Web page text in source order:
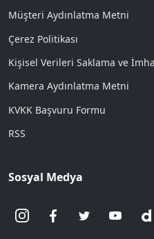
Müşteri Aydınlatma Metni
Çerez Politikası
Kişisel Verileri Saklama ve
Kamera Aydınlatma Metni
KVKK Başvuru Formu
RSS
Sosyal Medya